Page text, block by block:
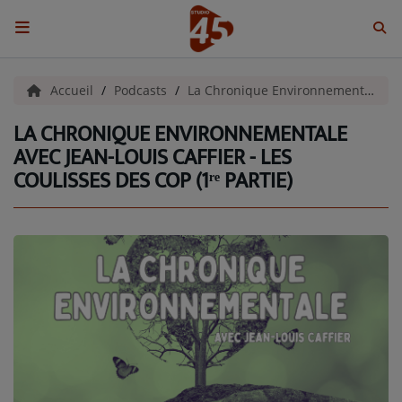
ACCUEIL
Emissions
BENJI & COMPAGNIE
GRAFFITI CINÉMA
LES ASSOCIÉS DU JOUR
LA CHRONIQUE ENVIRONNEMENTALE
LA CHRONIQUE MUSICALE
Accueil Podcasts La Chronique Environnementale
LA CHRONIQUE ENVIRONNEMENTALE
AVEC JEAN-LOUIS CAFFIER - LES
COULISSES DES COP (1ʳᵉ PARTIE)